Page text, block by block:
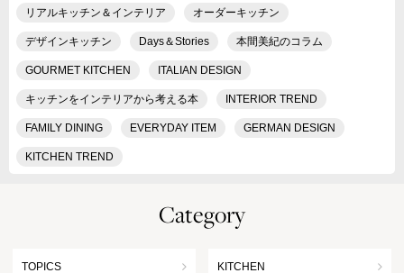
リアルキッチン＆インテリア オーダーキッチン
デザインキッチン Days＆Stories 本間美紀のコラム
GOURMET KITCHEN ITALIAN DESIGN
キッチンをインテリアから考える本 INTERIOR TREND
FAMILY DINING EVERYDAY ITEM GERMAN DESIGN
KITCHEN TREND
Category
TOPICS KITCHEN